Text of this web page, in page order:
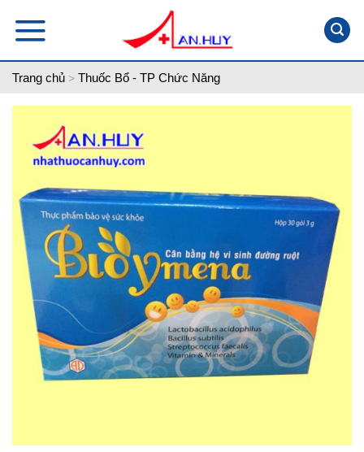
Trang chủ > Thuốc Bổ - TP Chức Năng